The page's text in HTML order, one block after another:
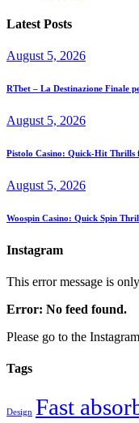
Latest Posts
August 5, 2026
RTbet – La Destinazione Finale
August 5, 2026
Pistolo Casino: Quick‑Hit Thrills
August 5, 2026
Woospin Casino: Quick Spin
Instagram
This error message is
Error: No feed found.
Please go to the
Tags
Design Fast